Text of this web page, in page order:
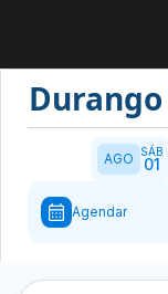
AGO SÁB
01
Agendar